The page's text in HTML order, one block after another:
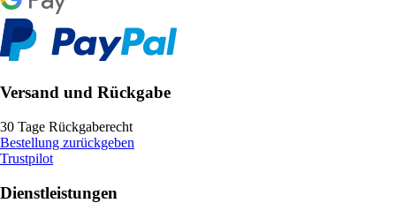
Versand und Rückgabe
30 Tage Rückgaberecht
Bestellung zurückgeben
Trustpilot
Dienstleistungen